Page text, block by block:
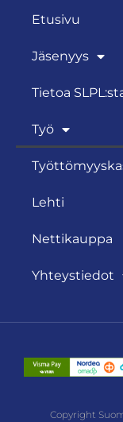
Etusivu
Jäsenyys
Tietoa
Työ
Lehti
Nettikauppa
Yhteystiedot
Copyright